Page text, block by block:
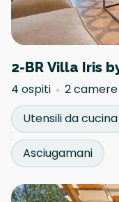
2-BR Villa Iris
4 ospiti 2
Utensili da cucina
Asciugamani